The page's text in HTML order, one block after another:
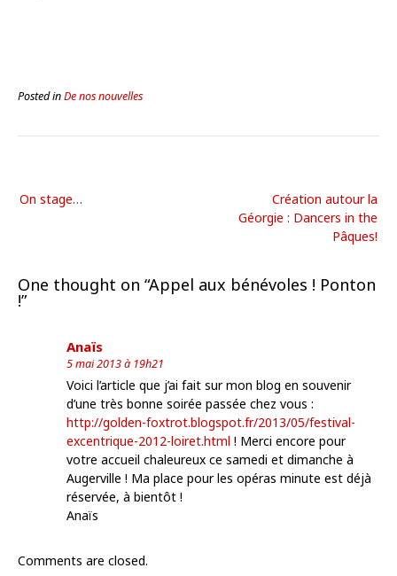
Posted inDe nos nouvelles
Création autour la
Géorgie : Dancers in the
Pâques!
On stage…
One thought on “Appel aux bénévoles ! Ponton
!”
Anaïs
5 mai 2013 à 19h21
Voici l’article que j’ai fait sur mon blog en souvenir
d’une très bonne soirée passée chez vous :
http://golden-foxtrot.blogspot.fr/2013/05/festival-
excentrique-2012-loiret.html ! Merci encore pour
votre accueil chaleureux ce samedi et dimanche à
Augerville ! Ma place pour les opéras minute est déjà
réservée, à bientôt !
Anaïs
Comments are closed.